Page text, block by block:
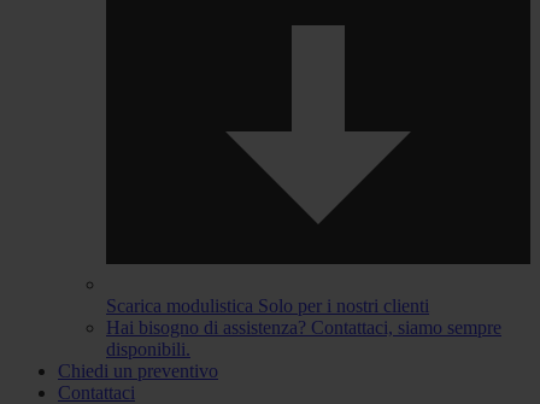
Scarica modulistica Solo per i nostri clienti
Hai bisogno di assistenza? Contattaci, siamo sempre
disponibili.
Chiedi un preventivo
Contattaci